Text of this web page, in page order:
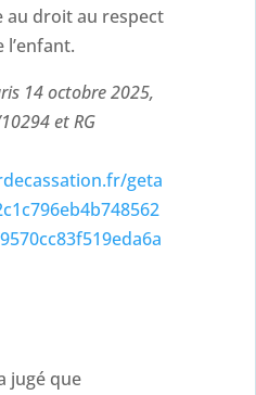
droit au respect
l’enfant.
14 octobre 2025,
et RG
geta
jugé que